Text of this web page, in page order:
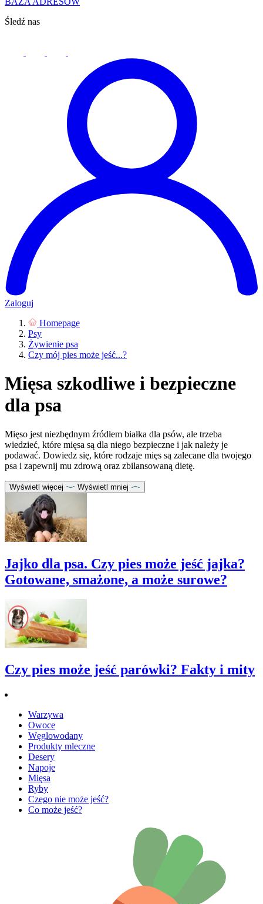
Śledź nas
Zaloguj
Homepage
Psy
Żywienie psa
Czy mój pies może jeść...?
Mięsa szkodliwe i bezpieczne
dla psa
Mięso jest niezbędnym źródłem białka dla psów, ale trzeba
wiedzieć, które mięsa są dla niego bezpieczne i jak należy je
podawać. Dowiedz się, które rodzaje mięs są zalecane dla twojego
psa i zapewnij mu zdrową oraz zbilansowaną dietę.
Wyświetl więcej Wyświetl mniej
Jajko dla psa. Czy pies może jeść jajka?
Gotowane, smażone, a może surowe?
Czy pies może jeść parówki? Fakty i mity
Warzywa
Owoce
Węglowodany
Produkty mleczne
Desery
Napoje
Mięsa
Ryby
Czego nie może jeść?
Co może jeść?